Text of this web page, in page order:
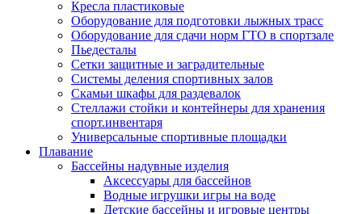
Кресла пластиковые
Оборудование для подготовки лыжных трасс
Оборудование для сдачи норм ГТО в спортзале
Пьедесталы
Сетки защитные и заградительные
Системы деления спортивных залов
Скамьи шкафы для раздевалок
Стеллажи стойки и контейнеры для хранения
спорт.инвентаря
Универсальные спортивные площадки
Плавание
Бассейны надувные изделия
Аксессуары для бассейнов
Водные игрушки игры на воде
Детские бассейны и игровые центры